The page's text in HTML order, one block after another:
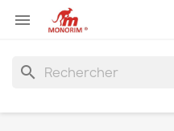

search